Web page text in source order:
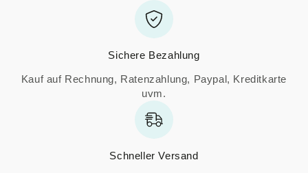
Sichere Bezahlung
Kauf auf Rechnung, Ratenzahlung, Paypal, Kreditkarte
uvm.
Schneller Versand